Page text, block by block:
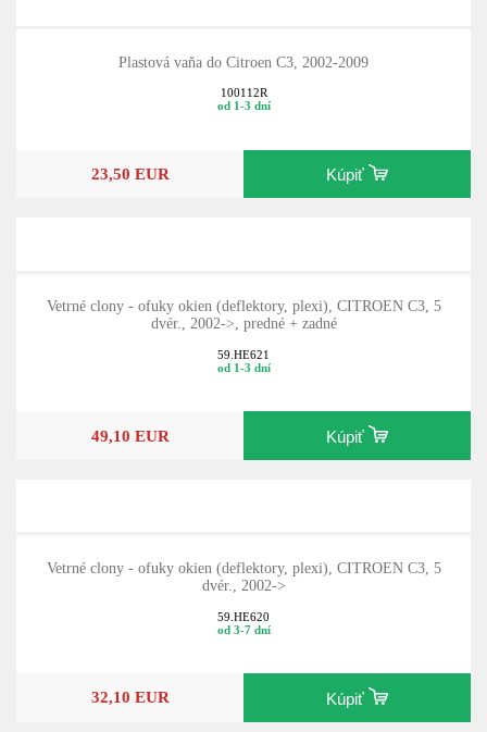
Plastová vaňa do Citroen C3, 2002-2009
100112R
od 1-3 dní
23,50 EUR Kúpiť
Vetrné clony - ofuky okien (deflektory, plexi), CITROEN C3, 5
dvér., 2002->, predné + zadné
59.HE621
od 1-3 dní
49,10 EUR Kúpiť
Vetrné clony - ofuky okien (deflektory, plexi), CITROEN C3, 5
dvér., 2002->
59.HE620
od 3-7 dní
32,10 EUR Kúpiť